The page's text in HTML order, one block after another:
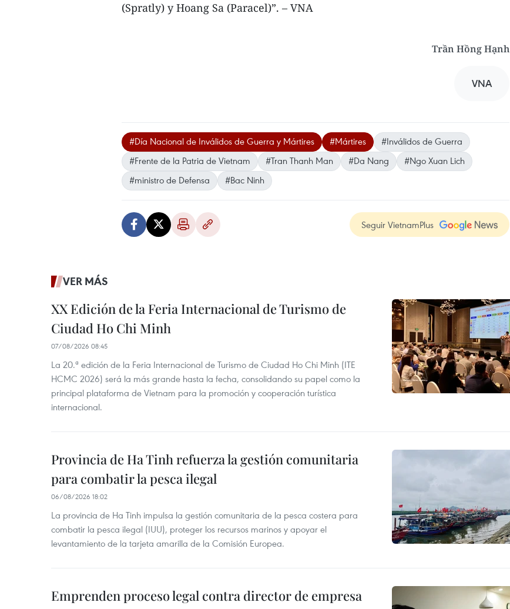
(Spratly) y Hoang Sa (Paracel)”. – VNA
Trần Hồng Hạnh
VNA
#Día Nacional de Inválidos de Guerra y Mártires #Mártires
#Inválidos de Guerra
#Frente de la Patria de Vietnam
#Tran Thanh Man #Da Nang
#Ngo Xuan Lich
#ministro de Defensa
#Bac Ninh
Seguir VietnamPlus
VER MÁS
XX Edición de la Feria Internacional de Turismo de
Ciudad Ho Chi Minh
07/08/2026 08:45
La 20.ª edición de la Feria Internacional de Turismo de Ciudad Ho Chi Minh (ITE
HCMC 2026) será la más grande hasta la fecha, consolidando su papel como la
principal plataforma de Vietnam para la promoción y cooperación turística
internacional.
Provincia de Ha Tinh refuerza la gestión comunitaria
para combatir la pesca ilegal
06/08/2026 18:02
La provincia de Ha Tinh impulsa la gestión comunitaria de la pesca costera para
combatir la pesca ilegal (IUU), proteger los recursos marinos y apoyar el
levantamiento de la tarjeta amarilla de la Comisión Europea.
Emprenden proceso legal contra director de empresa